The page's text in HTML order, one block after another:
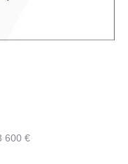
600 €